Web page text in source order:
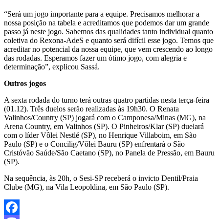
“Será um jogo importante para a equipe. Precisamos melhorar a
nossa posição na tabela e acreditamos que podemos dar um grande
passo já neste jogo. Sabemos das qualidades tanto individual quanto
coletiva do Rexona-AdeS e quanto será difícil esse jogo. Temos que
acreditar no potencial da nossa equipe, que vem crescendo ao longo
das rodadas. Esperamos fazer um ótimo jogo, com alegria e
determinação”, explicou Sassá.
Outros jogos
A sexta rodada do turno terá outras quatro partidas nesta terça-feira
(01.12). Três duelos serão realizadas às 19h30. O Renata
Valinhos/Country (SP) jogará com o Camponesa/Minas (MG), na
Arena Country, em Valinhos (SP). O Pinheiros/Klar (SP) duelará
com o líder Vôlei Nestlé (SP), no Henrique Villaboim, em São
Paulo (SP) e o Concilig/Vôlei Bauru (SP) enfrentará o São
Cristóvão Saúde/São Caetano (SP), no Panela de Pressão, em Bauru
(SP).
Na sequência, às 20h, o Sesi-SP receberá o invicto Dentil/Praia
Clube (MG), na Vila Leopoldina, em São Paulo (SP).